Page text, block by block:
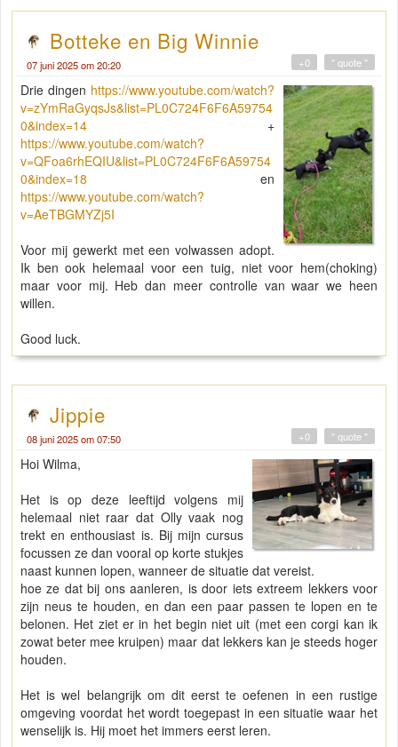
Botteke en Big Winnie
07 juni 2025 om 20:20 " quote "
+0
Drie dingen https://www.youtube.com/watch?
v=zYmRaGyqsJs&list=PL0C724F6F6A59754
0&index=14 +
https://www.youtube.com/watch?
v=QFoa6rhEQIU&list=PL0C724F6F6A59754
0&index=18 en
https://www.youtube.com/watch?
v=AeTBGMYZj5I
Voor mij gewerkt met een volwassen adopt.
Ik ben ook helemaal voor een tuig, niet voor hem(choking)
maar voor mij. Heb dan meer controlle van waar we heen
willen.
Good luck.
Jippie
08 juni 2025 om 07:50 " quote "
+0
Hoi Wilma,
Het is op deze leeftijd volgens mij
helemaal niet raar dat Olly vaak nog
trekt en enthousiast is. Bij mijn cursus
focussen ze dan vooral op korte stukjes
naast kunnen lopen, wanneer de situatie dat vereist.
hoe ze dat bij ons aanleren, is door iets extreem lekkers voor
zijn neus te houden, en dan een paar passen te lopen en te
belonen. Het ziet er in het begin niet uit (met een corgi kan ik
zowat beter mee kruipen) maar dat lekkers kan je steeds hoger
houden.
Het is wel belangrijk om dit eerst te oefenen in een rustige
omgeving voordat het wordt toegepast in een situatie waar het
wenselijk is. Hij moet het immers eerst leren.